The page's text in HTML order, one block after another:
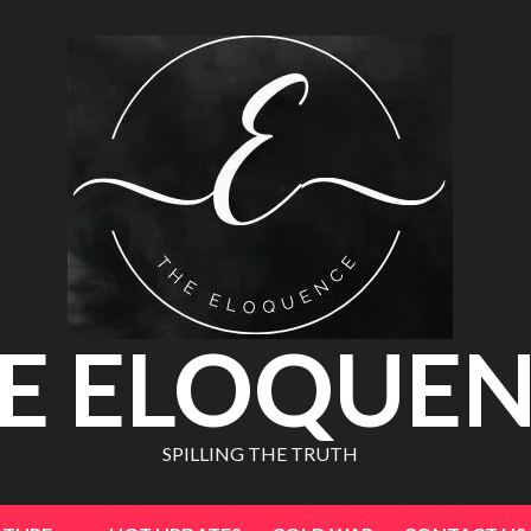
SPILLING THE TRUTH